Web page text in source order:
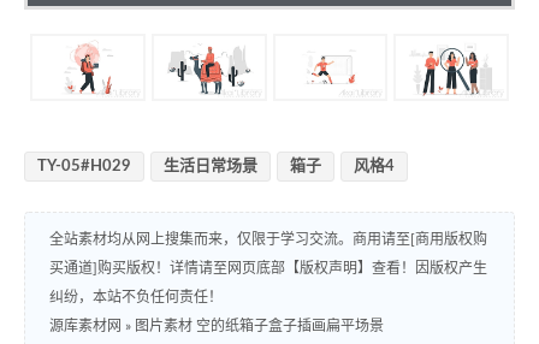
TY-05#H029 生活日常场景 箱子 风格4
全站素材均从网上搜集而来，仅限于学习交流。商用请至[商用版权购
买通道]购买版权！详情请至网页底部【版权声明】查看！因版权产生
纠纷，本站不负任何责任！
源库素材网 » 图片素材 空的纸箱子盒子插画扁平场景